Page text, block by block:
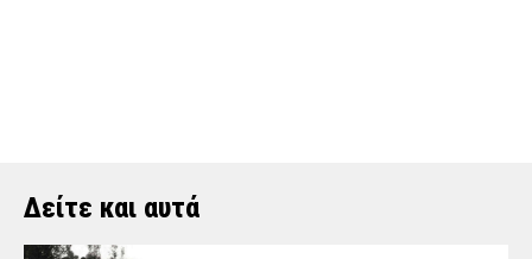
Δείτε και αυτά